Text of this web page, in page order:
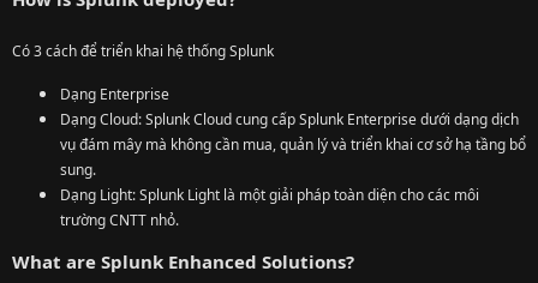
Có 3 cách để triển khai hệ thống Splunk
Dạng Enterprise
Dạng Cloud: Splunk Cloud cung cấp Splunk Enterprise dưới dạng dịch
vụ đám mây mà không cần mua, quản lý và triển khai cơ sở hạ tầng bổ
sung.
Dạng Light: Splunk Light là một giải pháp toàn diện cho các môi
trường CNTT nhỏ.
What are Splunk Enhanced Solutions?